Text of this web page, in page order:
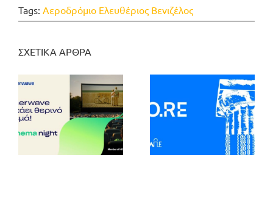
Tags: Αεροδρόμιο Ελευθέριος Βενιζέλος
ΣΧΕΤΙΚΑ ΑΡΘΡΑ